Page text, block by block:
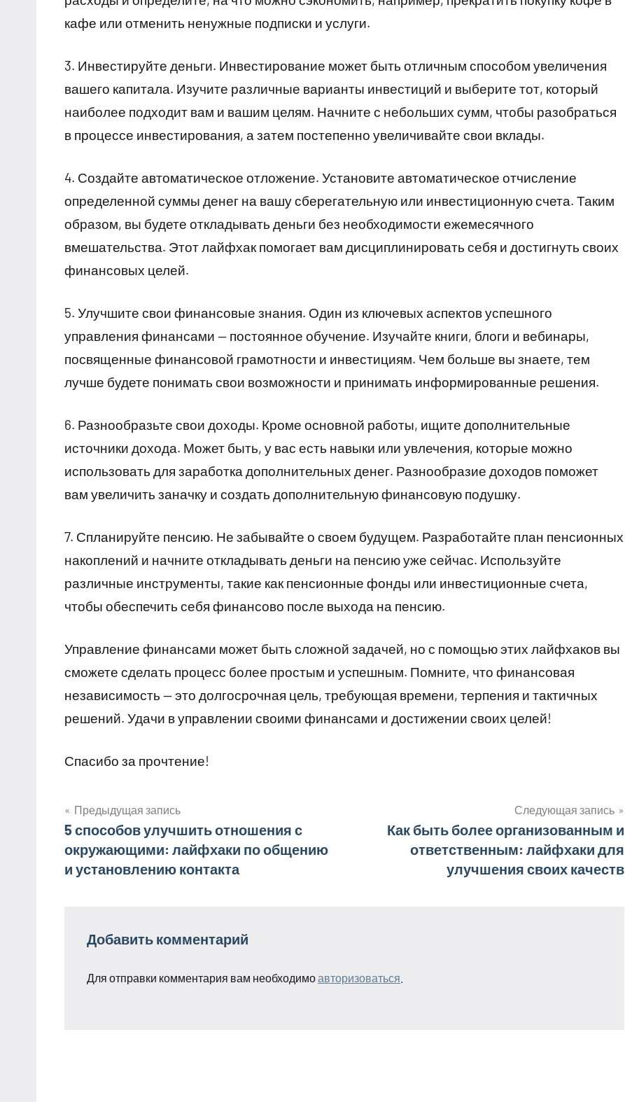
кафе или отменить ненужные подписки и услуги.
3. Инвестируйте деньги. Инвестирование может быть отличным способом увеличения
вашего капитала. Изучите различные варианты инвестиций и выберите тот, который
наиболее подходит вам и вашим целям. Начните с небольших сумм, чтобы разобраться
в процессе инвестирования, а затем постепенно увеличивайте свои вклады.
4. Создайте автоматическое отложение. Установите автоматическое отчисление
определенной суммы денег на вашу сберегательную или инвестиционную счета. Таким
образом, вы будете откладывать деньги без необходимости ежемесячного
вмешательства. Этот лайфхак помогает вам дисциплинировать себя и достигнуть своих
финансовых целей.
5. Улучшите свои финансовые знания. Один из ключевых аспектов успешного
управления финансами — постоянное обучение. Изучайте книги, блоги и вебинары,
посвященные финансовой грамотности и инвестициям. Чем больше вы знаете, тем
лучше будете понимать свои возможности и принимать информированные решения.
6. Разнообразьте свои доходы. Кроме основной работы, ищите дополнительные
источники дохода. Может быть, у вас есть навыки или увлечения, которые можно
использовать для заработка дополнительных денег. Разнообразие доходов поможет
вам увеличить заначку и создать дополнительную финансовую подушку.
7. Спланируйте пенсию. Не забывайте о своем будущем. Разработайте план пенсионных
накоплений и начните откладывать деньги на пенсию уже сейчас. Используйте
различные инструменты, такие как пенсионные фонды или инвестиционные счета,
чтобы обеспечить себя финансово после выхода на пенсию.
Управление финансами может быть сложной задачей, но с помощью этих лайфхаков вы
сможете сделать процесс более простым и успешным. Помните, что финансовая
независимость — это долгосрочная цель, требующая времени, терпения и тактичных
решений. Удачи в управлении своими финансами и достижении своих целей!
Спасибо за прочтение!
Навигация
по
Предыдущая запись
5 способов улучшить отношения с
окружающими: лайфхаки по общению
и установлению контакта
Следующая запись
Как быть более организованным и
ответственным: лайфхаки для
улучшения своих качеств
Добавить комментарий
Для отправки комментария вам необходимоавторизоваться